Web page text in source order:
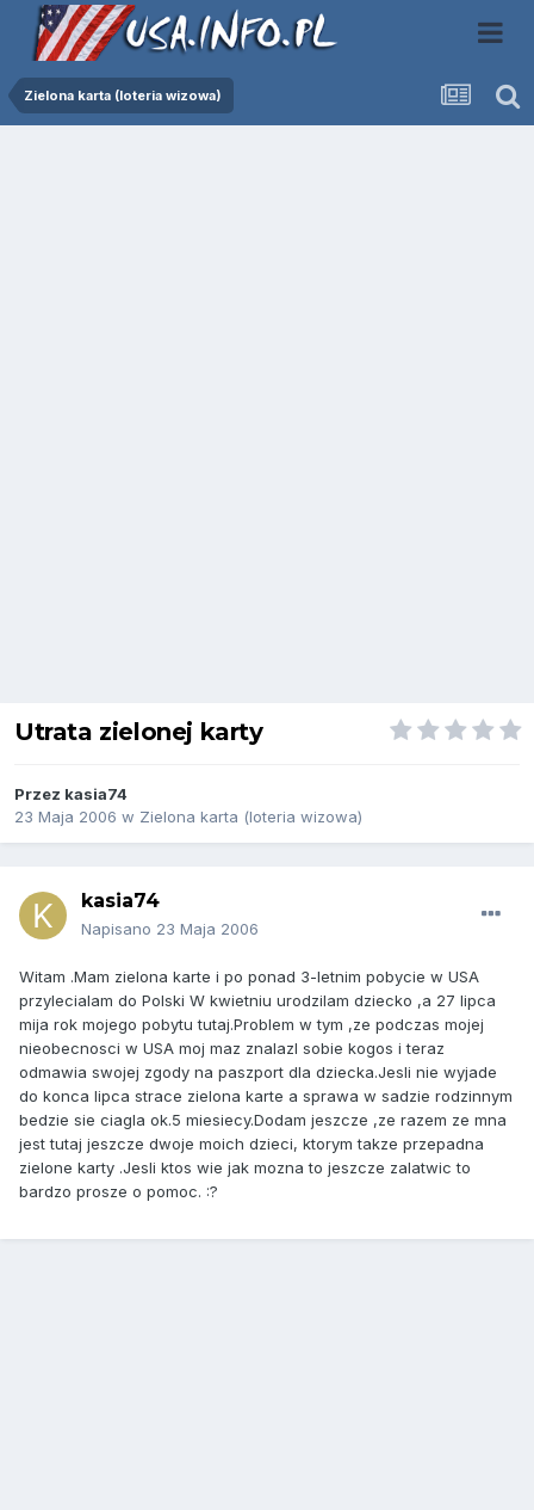
Zielona karta (loteria wizowa)
Utrata zielonej karty
Przez kasia74
23 Maja 2006 w Zielona karta (loteria wizowa)
kasia74
Napisano 23 Maja 2006
Witam .Mam zielona karte i po ponad 3-letnim pobycie w USA
przylecialam do Polski W kwietniu urodzilam dziecko ,a 27 lipca
mija rok mojego pobytu tutaj.Problem w tym ,ze podczas mojej
nieobecnosci w USA moj maz znalazl sobie kogos i teraz
odmawia swojej zgody na paszport dla dziecka.Jesli nie wyjade
do konca lipca strace zielona karte a sprawa w sadzie rodzinnym
bedzie sie ciagla ok.5 miesiecy.Dodam jeszcze ,ze razem ze mna
jest tutaj jeszcze dwoje moich dzieci, ktorym takze przepadna
zielone karty .Jesli ktos wie jak mozna to jeszcze zalatwic to
bardzo prosze o pomoc. :?